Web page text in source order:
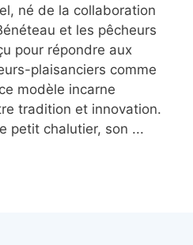
né de la collaboration
et les pêcheurs
pour répondre aux
plaisanciers comme
modèle incarne
tradition et innovation.
petit chalutier, son ...